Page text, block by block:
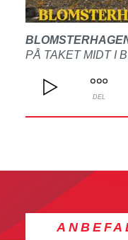
PÅ TAKET MIDT I
DEL